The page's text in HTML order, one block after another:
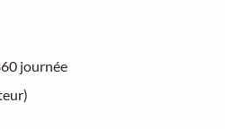
journée